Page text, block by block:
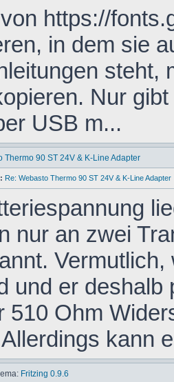
https://
in dem sie
steht,
Nur
USB m...
Thermo 90 ST 24V & K-Line Adapter
Re: Webasto Thermo 90 ST 24V & K-Line Adapter
nur an zwei
und er
510 Ohm
kann
Fritzing 0.9.6